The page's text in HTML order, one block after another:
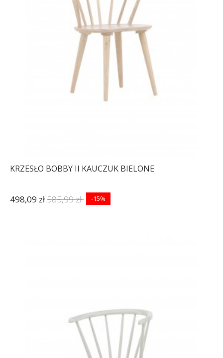
KRZESŁO BOBBY II KAUCZUK BIELONE
498,09 zł585,99 zł -15%